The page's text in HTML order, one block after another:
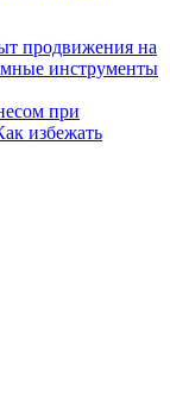
продвижения на
инструменты
при
избежать